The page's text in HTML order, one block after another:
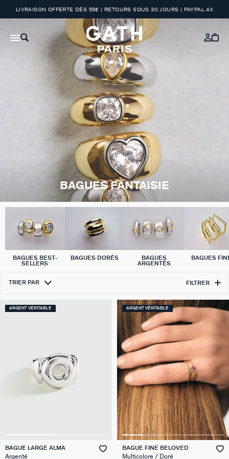
LIVRAISON OFFERTE DÈS 55€ | RETOURS SOUS 30 JOURS | PAYPAL 4X
BAGUES FANTAISIE
BAGUES BEST-
SELLERS
BAGUES DORÉS
BAGUES
ARGENTÉS
BAGUES
TRIER PAR FILTRER
ARGENT VÉRITABLE
BAGUE LARGE ALMA
Argenté
ARGENT VÉRITABLE
BAGUE FINE BELOVED
Multicolore / Doré